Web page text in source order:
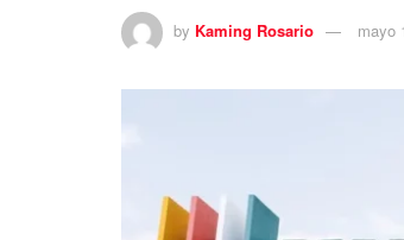
by Kaming Rosario mayo